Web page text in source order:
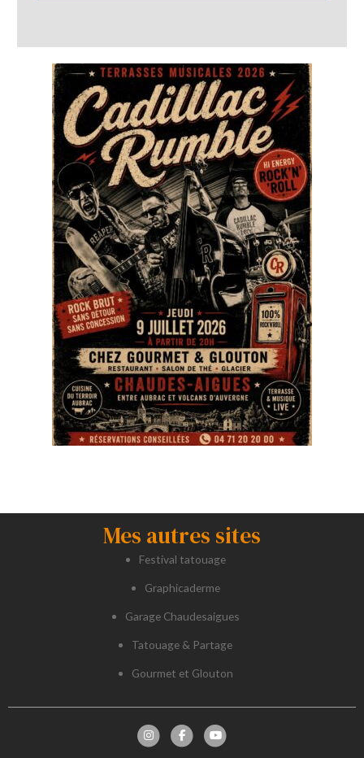
Mes autres sites
Festival tatouage
Graphicaderme
Garage Chaudesaigues
Tatouage & Partage
Gourmet et Glouton